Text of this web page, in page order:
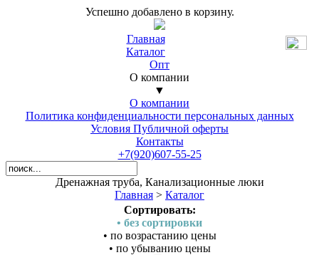
Успешно добавлено в корзину.
Главная
Каталог
Опт
О компании
▼
О компании
Политика конфиденциальности персональных данных
Условия Публичной оферты
Контакты
+7(920)607-55-25
Дренажная труба, Канализационные люки
Главная > Каталог
Сортировать:
• без сортировки
• по возрастанию цены
• по убыванию цены